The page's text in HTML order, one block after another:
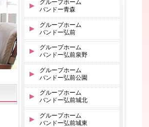
グループホーム
バンドー青森
グループホーム
バンドー弘前
グループホーム
バンドー弘前泉野
グループホーム
バンドー弘前公園
グループホーム
バンドー弘前城北
グループホーム
バンドー弘前城東